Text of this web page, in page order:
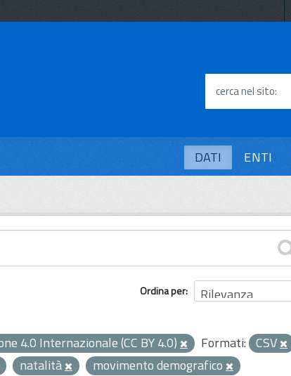
cerca nel sito
DATI ENTI
Ordina per
4.0 Internazionale (CC BY 4.0)
Formati: CSV
natalità movimento demografico